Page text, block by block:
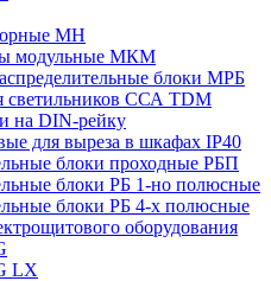
МН
модульные МКМ
блоки МРБ
светильников ССА TDM
на DIN-рейку
для выреза в шкафах IP40
блоки проходные РБП
блоки РБ 1-но полюсные
блоки РБ 4-х полюсные
оборудования
LX